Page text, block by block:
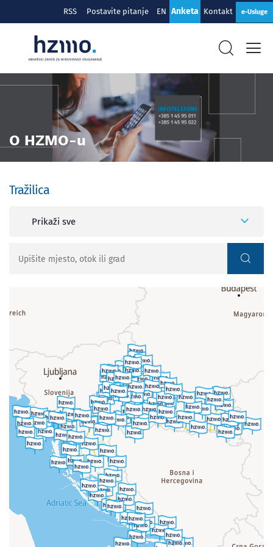
RSS Postavite pitanje EN Anketa Kontakt e-Usluge
O HZMO-u
Tražilica
Prikaži sve